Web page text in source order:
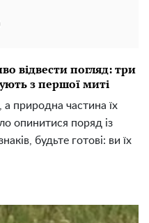
відвести погляд: три
з першої миті
а природна частина їх
опинитися поряд із
будьте готові: ви їх